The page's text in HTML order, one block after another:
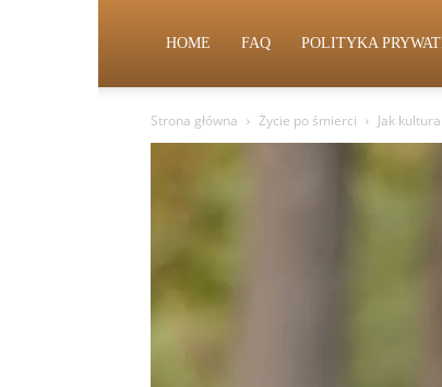
HOME FAQ POLITYKA
Strona główna Życie po śmierci Jak